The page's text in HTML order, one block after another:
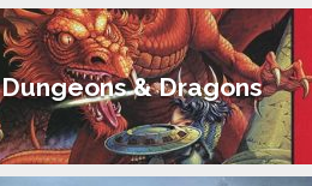
Dungeons & Dragons